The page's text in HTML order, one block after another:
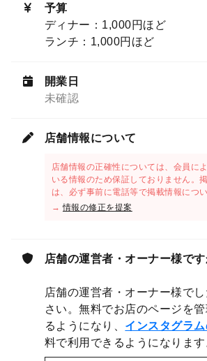
予算
ディナー：1,000円ほど
ランチ：1,000円ほど
開業日
未確認
店舗情報について
店舗情報の正確性については、会員に
いる情報のため保証しておりません。
は、必ず事前に電話等で掲載情報につ
→情報の修正を提案
店舗の運営者・オーナー様です
店舗の運営者・オーナー様で
さい。無料でお店のページを
るようになり、 インスタグラ
料で利用できるようになります